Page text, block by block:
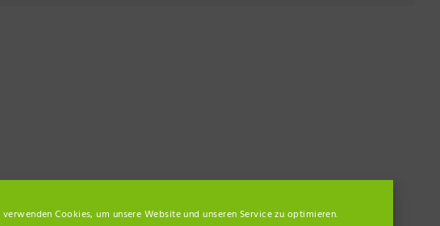
Cookies, um unsere Website und unseren Service zu optimieren.